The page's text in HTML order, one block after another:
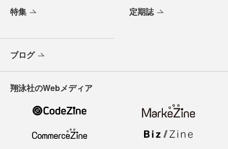
特集 定期誌
ブログ
翔泳社のWebメディア